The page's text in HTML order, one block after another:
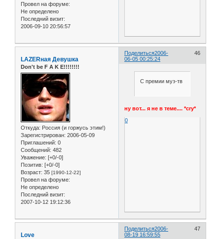
Провел на форуме:
Не определено
Последний визит:
2006-09-10 20:56:57
Поделиться 46
2006-
06-05 00:25:24
LAZERная Девушка
Don't be F A K E!!!!!!!!
Откуда: Россия (и горжусь этим!)
Зарегистрирован: 2006-05-09
Приглашений: 0
Сообщений: 482
Уважение: [+0/-0]
Позитив: [+0/-0]
Возраст: 35 [1990-12-22]
Провел на форуме:
Не определено
Последний визит:
2007-10-12 19:12:36
С премии муз-тв
ну вот... я не в теме.... *cry*
0
Поделиться 47
2006-
08-19 16:59:55
Love